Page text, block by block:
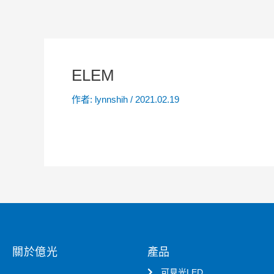
ELEM
作者: lynnshih / 2021.02.19
關於億光 產品